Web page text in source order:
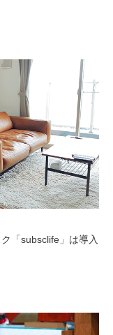
「subsclife」は導入